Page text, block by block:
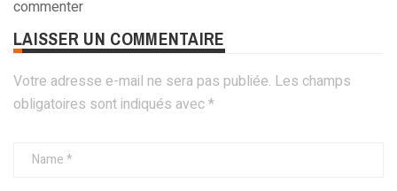
commenter
LAISSER UN COMMENTAIRE
Votre adresse e-mail ne sera pas publiée. Les champs
obligatoires sont indiqués avec*